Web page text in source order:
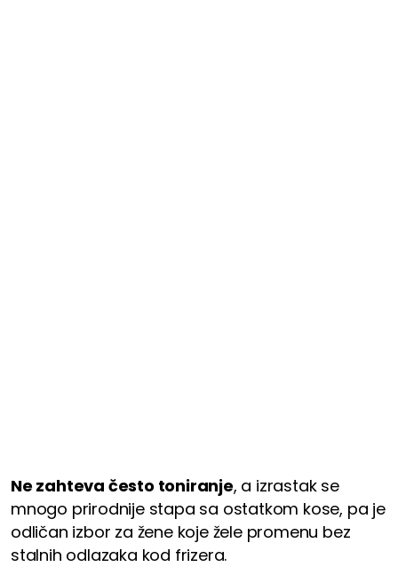
Ne zahteva često toniranje, a izrastak se
mnogo prirodnije stapa sa ostatkom kose, pa je
odličan izbor za žene koje žele promenu bez
stalnih odlazaka kod frizera.